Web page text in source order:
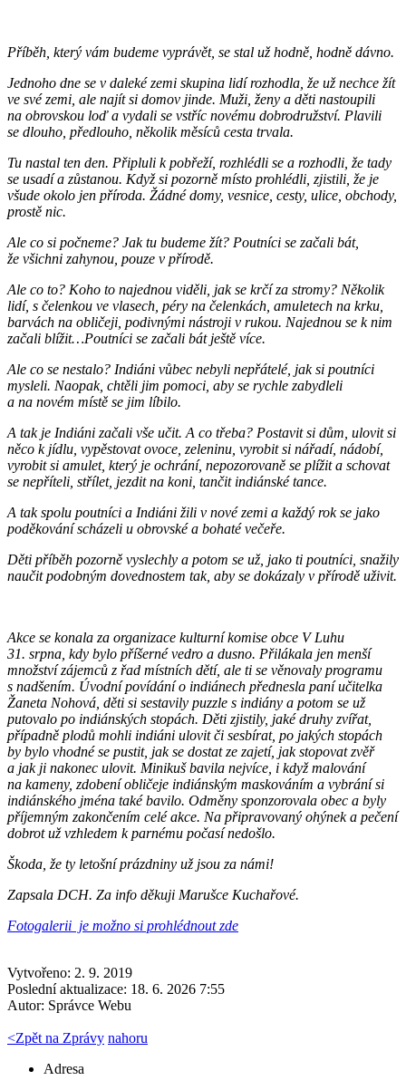
Příběh, který vám budeme vyprávět, se stal už hodně, hodně dávno.
Jednoho dne se v daleké zemi skupina lidí rozhodla, že už nechce žít
ve své zemi, ale najít si domov jinde. Muži, ženy a děti nastoupili
na obrovskou loď a vydali se vstříc novému dobrodružství. Plavili
se dlouho, předlouho, několik měsíců cesta trvala.
Tu nastal ten den. Připluli k pobřeží, rozhlédli se a rozhodli, že tady
se usadí a zůstanou. Když si pozorně místo prohlédli, zjistili, že je
všude okolo jen příroda. Žádné domy, vesnice, cesty, ulice, obchody,
prostě nic.
Ale co si počneme? Jak tu budeme žít? Poutníci se začali bát,
že všichni zahynou, pouze v přírodě.
Ale co to? Koho to najednou viděli, jak se krčí za stromy? Několik
lidí, s čelenkou ve vlasech, péry na čelenkách, amuletech na krku,
barvách na obličeji, podivnými nástroji v rukou. Najednou se k nim
začali blížit…Poutníci se začali bát ještě více.
Ale co se nestalo? Indiáni vůbec nebyli nepřátelé, jak si poutníci
mysleli. Naopak, chtěli jim pomoci, aby se rychle zabydleli
a na novém místě se jim líbilo.
A tak je Indiáni začali vše učit. A co třeba? Postavit si dům, ulovit si
něco k jídlu, vypěstovat ovoce, zeleninu, vyrobit si nářadí, nádobí,
vyrobit si amulet, který je ochrání, nepozorovaně se plížit a schovat
se nepříteli, střílet, jezdit na koni, tančit indiánské tance.
A tak spolu poutníci a Indiáni žili v nové zemi a každý rok se jako
poděkování scházeli u obrovské a bohaté večeře.
Děti příběh pozorně vyslechly a potom se už, jako ti poutníci, snažily
naučit podobným dovednostem tak, aby se dokázaly v přírodě uživit.
Akce se konala za organizace kulturní komise obce V Luhu
31. srpna, kdy bylo příšerné vedro a dusno. Přilákala jen menší
množství zájemců z řad místních dětí, ale ti se věnovaly programu
s nadšením. Úvodní povídání o indiánech přednesla paní učitelka
Žaneta Nohová, děti si sestavily puzzle s indiány a potom se už
putovalo po indiánských stopách. Děti zjistily, jaké druhy zvířat,
případně plodů mohli indiáni ulovit či sesbírat, po jakých stopách
by bylo vhodné se pustit, jak se dostat ze zajetí, jak stopovat zvěř
a jak ji nakonec ulovit. Minikuš bavila nejvíce, i když malování
na kameny, zdobení obličeje indiánským maskováním a vybrání si
indiánského jména také bavilo. Odměny sponzorovala obec a byly
příjemným zakončením celé akce. Na připravovaný ohýnek a pečení
dobrot už vzhledem k parnému počasí nedošlo.
Škoda, že ty letošní prázdniny už jsou za námi!
Zapsala DCH. Za info děkuji Marušce Kuchařové.
Fotogalerii je možno si prohlédnout zde
Vytvořeno: 2. 9. 2019
Poslední aktualizace: 18. 6. 2026 7:55
Autor: Správce Webu
<Zpět na Zprávy nahoru
Adresa